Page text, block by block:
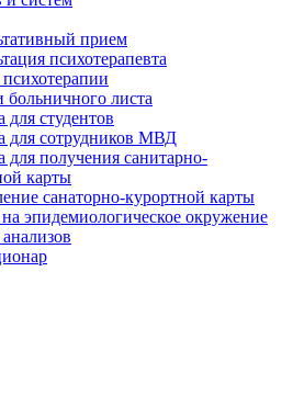
прием
психотерапевта
листа
для студентов
для сотрудников МВД
для получения санитарно-
карты
санаторно-курортной карты
эпидемиологическое окружение